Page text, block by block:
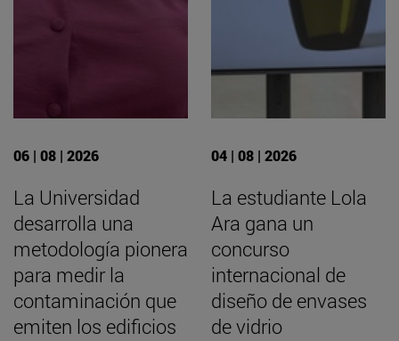
06 | 08 | 2026
La Universidad
desarrolla una
metodología pionera
para medir la
contaminación que
emiten los edificios
04 | 08 | 2026
La estudiante Lola
Ara gana un
concurso
internacional de
diseño de envases
de vidrio